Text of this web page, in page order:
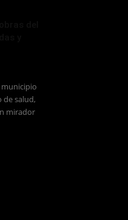
municipio
de salud,
mirador